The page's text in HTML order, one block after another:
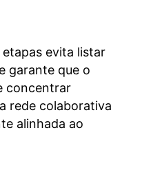
evita listar
garante que o
concentrar
rede colaborativa
alinhada ao